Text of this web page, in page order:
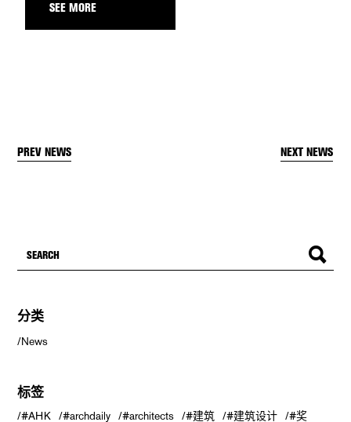
SEE MORE
PREV NEWS NEXT NEWS
分类
News
标签
#AHK #archdaily #architects #建筑 #建筑设计 #奖